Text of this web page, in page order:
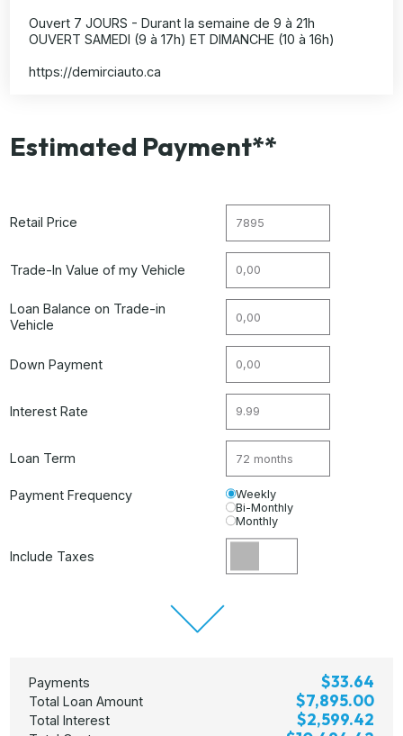
Ouvert 7 JOURS - Durant la semaine de 9 à 21h
OUVERT SAMEDI (9 à 17h) ET DIMANCHE (10 à 16h)
https://demirciauto.ca
Estimated Payment**
Retail Price
Trade-In Value of my Vehicle
Loan Balance on Trade-in
Vehicle
Down Payment
Interest Rate
Loan Term
Payment Frequency
Weekly
Bi-Monthly
Monthly
Include Taxes
Payments $33.64
Total Loan Amount $7,895.00
Total Interest $2,599.42